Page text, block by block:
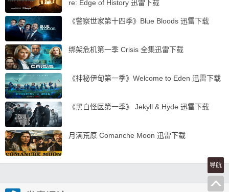
re: Edge of History 迅雷下载
《警察世家第十四季》Blue Bloods 迅雷下载
绑架危机第一季 Crisis 全集迅雷下载
《神秘伊甸第一季》Welcome to Eden 迅雷下载
《黑白怪医第一季》 Jekyll & Hyde 迅雷下载
月满荒原 Comanche Moon 迅雷下载
导航